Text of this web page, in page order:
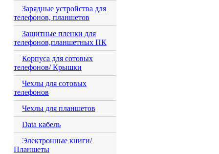
Зарядные устройства для
телефонов, планшетов
Защитные пленки для
телефонов,планшетных ПК
Корпуса для сотовых
телефонов/ Крышки
Чехлы для сотовых
телефонов
Чехлы для планшетов
Data кабель
Электронные книги/
Планшеты